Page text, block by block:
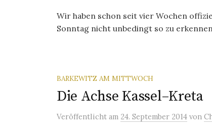
Wir haben schon seit vier Wochen
Sonntag nicht unbedingt so zu
BARKEWITZ AM MITTWOCH
Die Achse Kassel–Kreta
Veröffentlicht am 24. September 2014 von